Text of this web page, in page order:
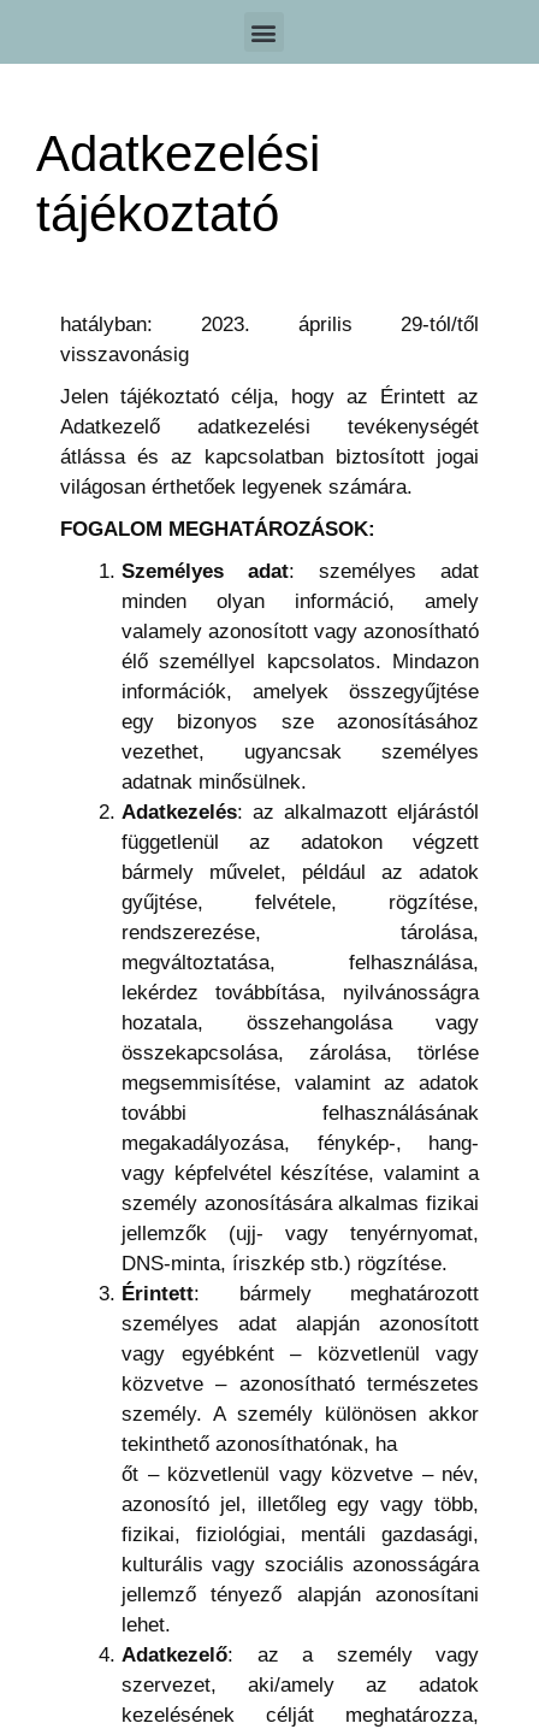
Adatkezelési
tájékoztató
hatályban: 2023. április 29-tól/től
visszavonásig
Jelen tájékoztató célja, hogy az Érintett az
Adatkezelő adatkezelési tevékenységét
átlássa és az kapcsolatban biztosított jogai
világosan érthetőek legyenek számára.
FOGALOM MEGHATÁROZÁSOK:
Személyes adat: személyes adat
minden olyan információ, amely
valamely azonosított vagy azonosítható
élő személlyel kapcsolatos. Mindazon
információk, amelyek összegyűjtése
egy bizonyos sze azonosításához
vezethet, ugyancsak személyes
adatnak minősülnek.
Adatkezelés: az alkalmazott eljárástól
függetlenül az adatokon végzett
bármely művelet, például az adatok
gyűjtése, felvétele, rögzítése,
rendszerezése, tárolása,
megváltoztatása, felhasználása,
lekérdez továbbítása, nyilvánosságra
hozatala, összehangolása vagy
összekapcsolása, zárolása, törlése
megsemmisítése, valamint az adatok
további felhasználásának
megakadályozása, fénykép-, hang-
vagy képfelvétel készítése, valamint a
személy azonosítására alkalmas fizikai
jellemzők (ujj- vagy tenyérnyomat,
DNS-minta, íriszkép stb.) rögzítése.
Érintett: bármely meghatározott
személyes adat alapján azonosított
vagy egyébként – közvetlenül vagy
közvetve – azonosítható természetes
személy. A személy különösen akkor
tekinthető azonosíthatónak, ha
őt – közvetlenül vagy közvetve – név,
azonosító jel, illetőleg egy vagy több,
fizikai, fiziológiai, mentáli gazdasági,
kulturális vagy szociális azonosságára
jellemző tényező alapján azonosítani
lehet.
Adatkezelő: az a személy vagy
szervezet, aki/amely az adatok
kezelésének célját meghatározza,